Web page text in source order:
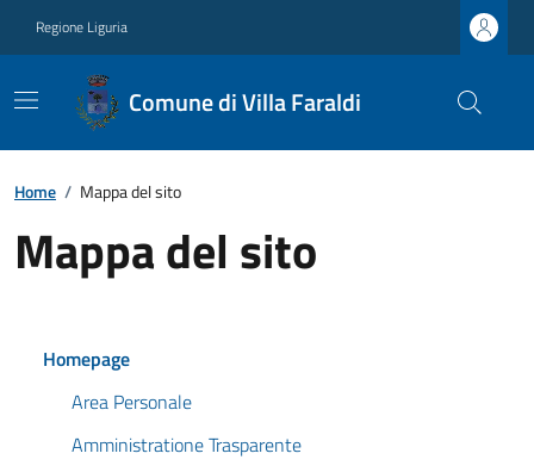
Regione Liguria
Comune di Villa Faraldi
Home / Mappa del sito
Mappa del sito
Homepage
Area Personale
Amministratione Trasparente